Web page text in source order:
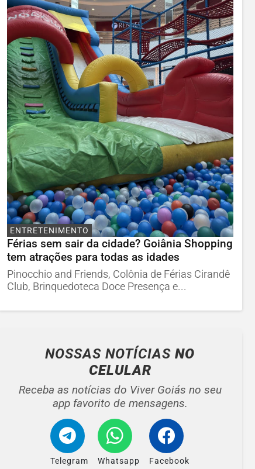
ENTRETENIMENTO
Férias sem sair da cidade? Goiânia Shopping
tem atrações para todas as idades
Pinocchio and Friends, Colônia de Férias Cirandê
Club, Brinquedoteca Doce Presença e...
NOSSAS NOTÍCIASNO
CELULAR
Receba as notícias do Viver Goiás no seu
app favorito de mensagens.
Telegram Whatsapp Facebook